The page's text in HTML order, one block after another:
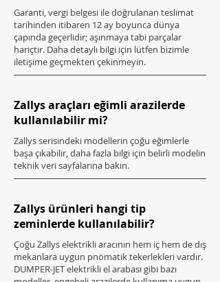
Garanti, vergi belgesi ile doğrulanan teslimat
tarihinden itibaren 12 ay boyunca dünya
çapında geçerlidir; aşınmaya tabi parçalar
hariçtir. Daha detaylı bilgi için lütfen bizimle
iletişime geçmekten çekinmeyin.
Zallys araçları eğimli arazilerde
kullanılabilir mi?
Zallys serisindeki modellerin çoğu eğimlerle
başa çıkabilir, daha fazla bilgi için belirli modelin
teknik veri sayfalarına bakın.
Zallys ürünleri hangi tip
zeminlerde kullanılabilir?
Çoğu Zallys elektrikli aracının hem iç hem de dış
mekanlara uygun pnömatik tekerlekleri vardır.
DUMPER-JET elektrikli el arabası gibi bazı